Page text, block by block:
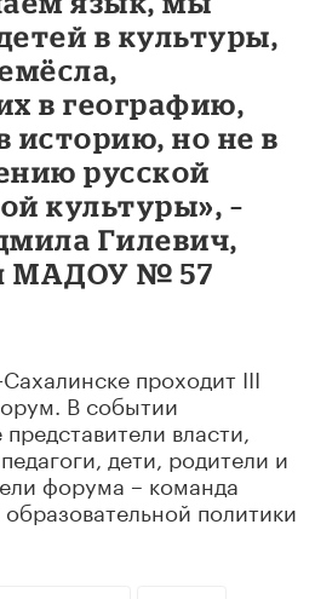
в культуры,
в географию,
историю, но не в
русской
культуры», –
Гилевич,
МАДОУ № 57
проходит III
В событии
власти,
дети, родители и
форума – команда
политики